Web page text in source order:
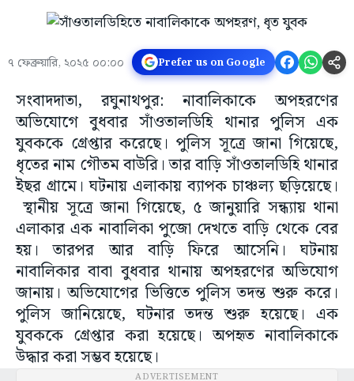
৭ ফেব্রুয়ারি, ২০২৫ ০০:০০ Prefer us on Google
সংবাদদাতা, রঘুনাথপুর: নাবালিকাকে অপহরণের
অভিযোগে বুধবার সাঁওতালডিহি থানার পুলিস এক
যুবককে গ্রেপ্তার করেছে। পুলিস সূত্রে জানা গিয়েছে,
ধৃতের নাম গৌতম বাউরি। তার বাড়ি সাঁওতালডিহি থানার
ইছর গ্রামে। ঘটনায় এলাকায় ব্যাপক চাঞ্চল্য ছড়িয়েছে।
স্থানীয় সূত্রে জানা গিয়েছে, ৫ জানুয়ারি সন্ধ্যায় থানা
এলাকার এক নাবালিকা পুজো দেখতে বাড়ি থেকে বের
হয়। তারপর আর বাড়ি ফিরে আসেনি। ঘটনায়
নাবালিকার বাবা বুধবার থানায় অপহরণের অভিযোগ
জানায়। অভিযোগের ভিত্তিতে পুলিস তদন্ত শুরু করে।
পুলিস জানিয়েছে, ঘটনার তদন্ত শুরু হয়েছে। এক
যুবককে গ্রেপ্তার করা হয়েছে। অপহৃত নাবালিকাকে
উদ্ধার করা সম্ভব হয়েছে।
ADVERTISEMENT